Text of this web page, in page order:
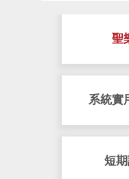
聖
系統實
短